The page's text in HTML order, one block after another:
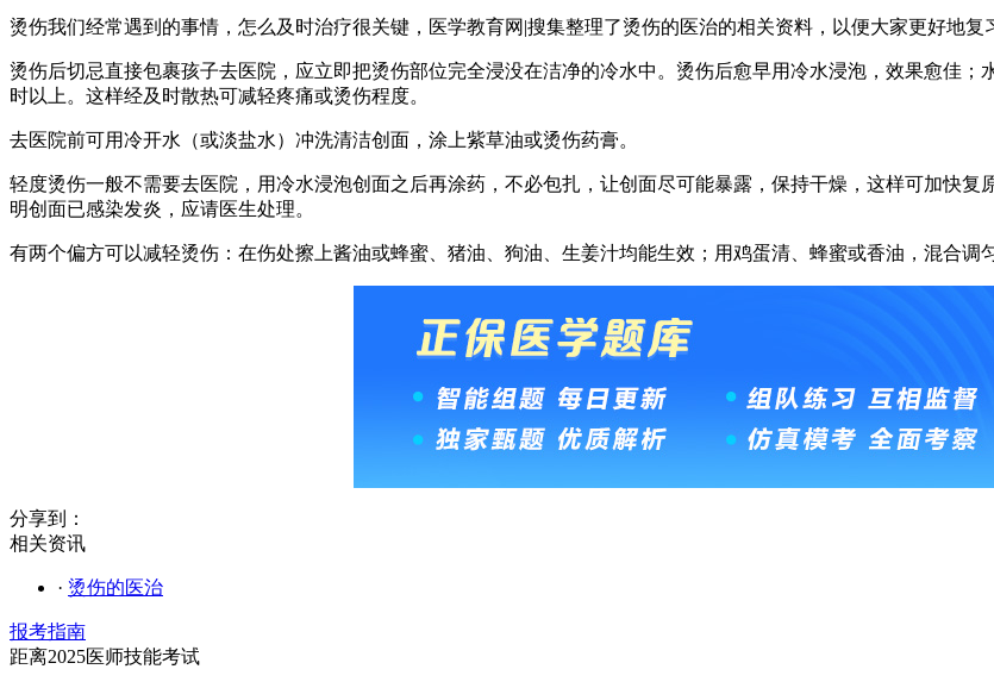
烫伤我们经常遇到的事情，怎么及时治疗很关键，医学教育网|搜集整理了烫伤的医治的相关资料，以便大家更好地复
烫伤后切忌直接包裹孩子去医院，应立即把烫伤部位完全浸没在洁净的冷水中。烫伤后愈早用冷水浸泡，效果愈佳
时以上。这样经及时散热可减轻疼痛或烫伤程度。
去医院前可用冷开水（或淡盐水）冲洗清洁创面，涂上紫草油或烫伤药膏。
轻度烫伤一般不需要去医院，用冷水浸泡创面之后再涂药，不必包扎，让创面尽可能暴露，保持干燥，这样可加快
明创面已感染发炎，应请医生处理。
有两个偏方可以减轻烫伤：在伤处擦上酱油或蜂蜜、猪油、狗油、生姜汁均能生效；用鸡蛋清、蜂蜜或香油，混合调
分享到：
相关资讯
· 烫伤的医治
报考指南
距离2025医师技能考试